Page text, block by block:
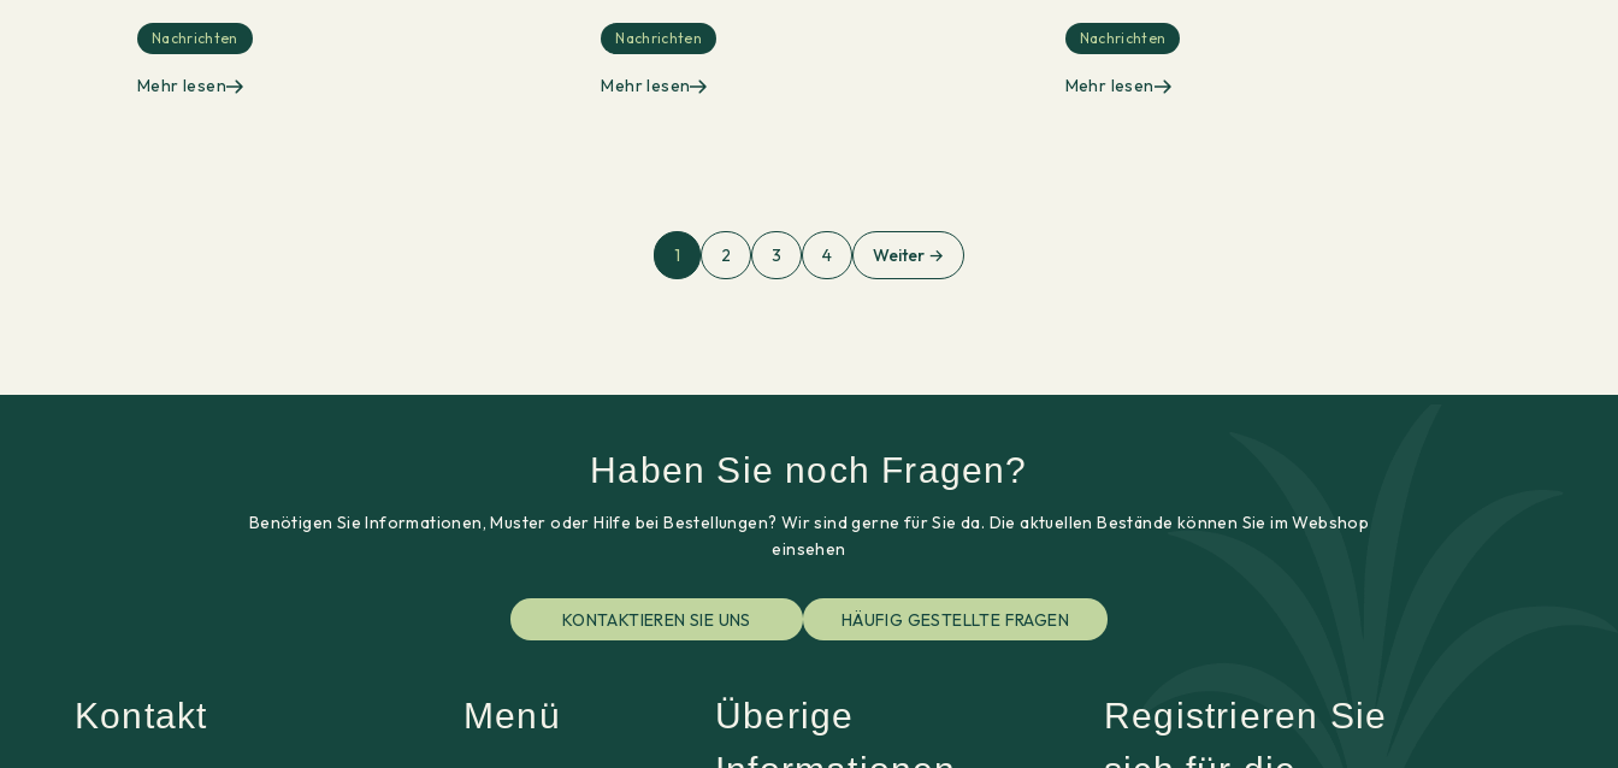
Nachrichten
Mehr lesen
Nachrichten
Mehr lesen
Nachrichten
Mehr lesen
1 2 3 4 Weiter →
Haben Sie noch Fragen?
Benötigen Sie Informationen, Muster oder Hilfe bei Bestellungen? Wir sind gerne für Sie da. Die aktuellen Bestände können Sie im Webshop
einsehen
KONTAKTIEREN SIE UNS HÄUFIG GESTELLTE FRAGEN
Kontakt Menü
Überige
Registrieren Sie